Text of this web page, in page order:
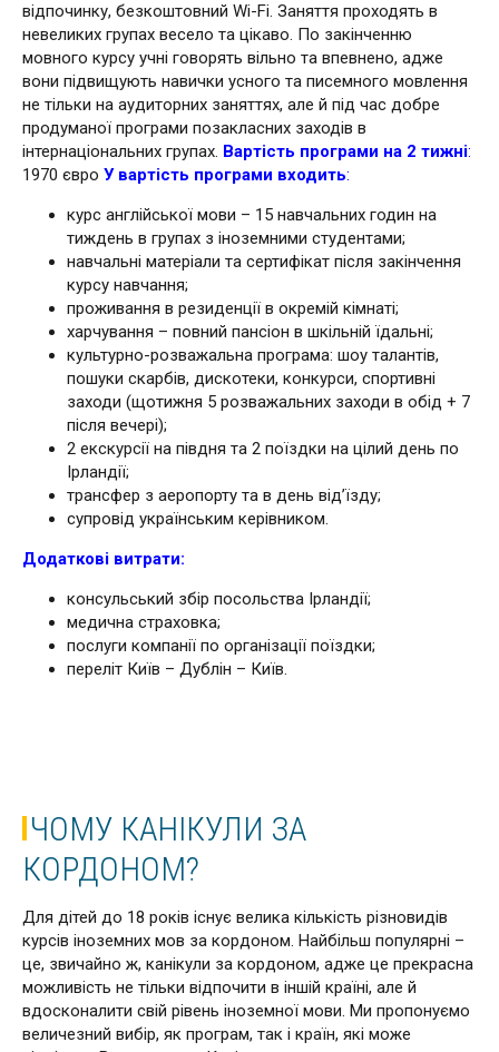
відпочинку, безкоштовний Wi-Fi. Заняття проходять в
невеликих групах весело та цікаво. По закінченню
мовного курсу учні говорять вільно та впевнено, адже
вони підвищують навички усного та писемного мовлення
не тільки на аудиторних заняттях, але й під час добре
продуманої програми позакласних заходів в
інтернаціональних групах. Вартість програми на 2 тижні:
1970 євро У вартість програми входить:
курс англійської мови – 15 навчальних годин на
тиждень в групах з іноземними студентами;
навчальні матеріали та сертифікат після закінчення
курсу навчання;
проживання в резиденції в окремій кімнаті;
харчування – повний пансіон в шкільній їдальні;
культурно-розважальна програма: шоу талантів,
пошуки скарбів, дискотеки, конкурси, спортивні
заходи (щотижня 5 розважальних заходи в обід + 7
після вечері);
2 екскурсії на півдня та 2 поїздки на цілий день по
Ірландії;
трансфер з аеропорту та в день від’їзду;
супровід українським керівником.
Додаткові витрати:
консульський збір посольства Ірландії;
медична страховка;
послуги компанії по організації поїздки;
переліт Київ – Дублін – Київ.
ЧОМУ КАНІКУЛИ ЗА
КОРДОНОМ?
Для дітей до 18 років існує велика кількість різновидів
курсів іноземних мов за кордоном. Найбільш популярні –
це, звичайно ж, канікули за кордоном, адже це прекрасна
можливість не тільки відпочити в іншій країні, але й
вдосконалити свій рівень іноземної мови. Ми пропонуємо
величезний вибір, як програм, так і країн, які може